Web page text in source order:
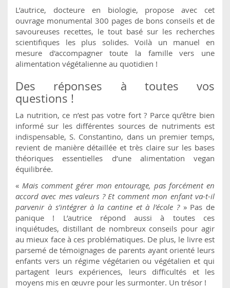
L’autrice, docteure en biologie, propose avec cet
ouvrage monumental 300 pages de bons conseils et de
savoureuses recettes, le tout basé sur les recherches
scientifiques les plus solides. Voilà un manuel en
mesure d'accompagner toute la famille vers une
alimentation végétalienne au quotidien !
Des réponses à toutes vos
questions !
La nutrition, ce n’est pas votre fort ? Parce qu’être bien
informé sur les différentes sources de nutriments est
indispensable, S. Constantino, dans un premier temps,
revient de manière détaillée et très claire sur les bases
théoriques essentielles d’une alimentation vegan
équilibrée.
« Mais comment gérer mon entourage, pas forcément en
accord avec mes valeurs ? Et comment mon enfant va-t-il
parvenir à s’intégrer à la cantine et à l’école ?» Pas de
panique ! L’autrice répond aussi à toutes ces
inquiétudes, distillant de nombreux conseils pour agir
au mieux face à ces problématiques. De plus, le livre est
parsemé de témoignages de parents ayant orienté leurs
enfants vers un régime végétarien ou végétalien et qui
partagent leurs expériences, leurs difficultés et les
moyens mis en œuvre pour les surmonter. Un trésor !